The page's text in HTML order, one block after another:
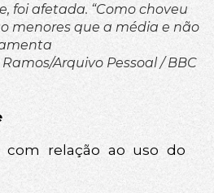
foi afetada. “Como choveu
menores que a média e não
Arquivo Pessoal / BBC
com relação ao uso do